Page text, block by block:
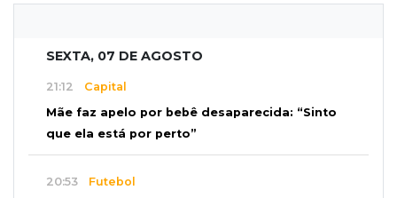
SEXTA, 07 DE AGOSTO
21:12 Capital
Mãe faz apelo por bebê desaparecida: “Sinto
que ela está por perto”
20:53 Futebol